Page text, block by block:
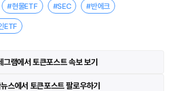
#현물ETF #SEC #반에크
ETF
그램에서 토큰포스트 속보 보기
스에서 토큰포스트 팔로우하기